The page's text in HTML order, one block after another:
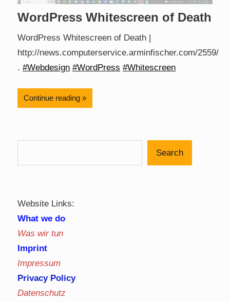
WordPress Whitescreen of Death
WordPress Whitescreen of Death |
http://news.computerservice.arminfischer.com/2559/
. #Webdesign #WordPress #Whitescreen
Continue reading
Search
Website Links:
What we do
Was wir tun
Imprint
Impressum
Privacy Policy
Datenschutz